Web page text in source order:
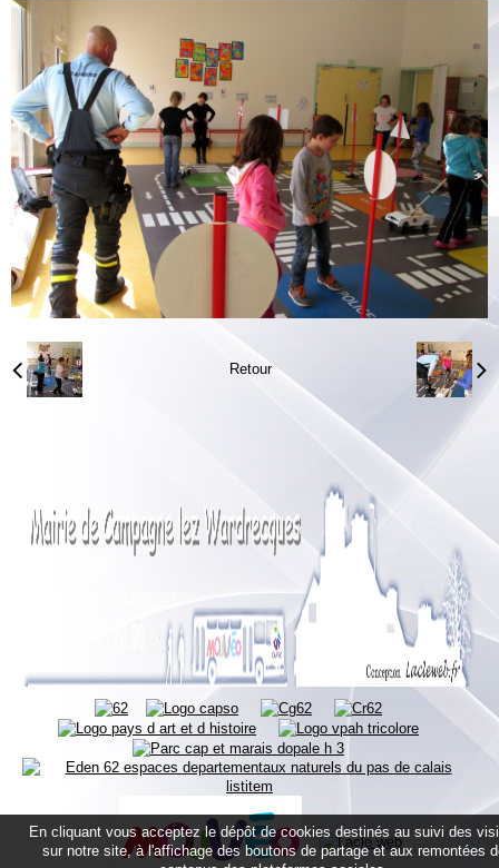
Retour
En cliquant vous acceptez le dépôt de cookies destinés au suivi des
sur notre site, à l'affichage des boutons de partage et aux remontées